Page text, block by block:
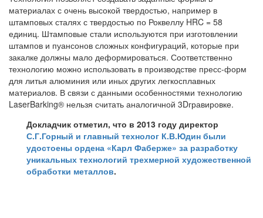
материалах с очень высокой твердостью, например в
штамповых сталях с твердостью по Роквеллу HRC = 58
единиц. Штамповые стали используются при изготовлении
штампов и пуансонов сложных конфигураций, которые при
закалке должны мало деформироваться. Соответственно
технологию можно использовать в производстве пресс-форм
для литья алюминия или иных других легкосплавных
материалов. В связи с данными особенностями технологию
LaserBarking® нельзя считать аналогичной 3Dгравировке.
Докладчик отметил, что в 2013 году директор
С.Г.Горный и главный технолог К.В.Юдин были
удостоены ордена «Карл Фаберже» за разработку
уникальных технологий трехмерной художественной
обработки металлов.